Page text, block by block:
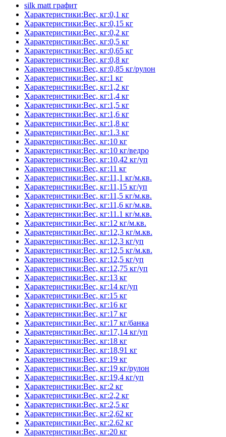
silk matt графит
Характеристики:Вес, кг:0,1 кг
Характеристики:Вес, кг:0,15 кг
Характеристики:Вес, кг:0,2 кг
Характеристики:Вес, кг:0,5 кг
Характеристики:Вес, кг:0,65 кг
Характеристики:Вес, кг:0,8 кг
Характеристики:Вес, кг:0,85 кг/рулон
Характеристики:Вес, кг:1 кг
Характеристики:Вес, кг:1,2 кг
Характеристики:Вес, кг:1,4 кг
Характеристики:Вес, кг:1,5 кг
Характеристики:Вес, кг:1,6 кг
Характеристики:Вес, кг:1,8 кг
Характеристики:Вес, кг:1.3 кг
Характеристики:Вес, кг:10 кг
Характеристики:Вес, кг:10 кг/ведро
Характеристики:Вес, кг:10,42 кг/уп
Характеристики:Вес, кг:11 кг
Характеристики:Вес, кг:11,1 кг/м.кв.
Характеристики:Вес, кг:11,15 кг/уп
Характеристики:Вес, кг:11,5 кг/м.кв.
Характеристики:Вес, кг:11,6 кг/м.кв.
Характеристики:Вес, кг:11.1 кг/м.кв.
Характеристики:Вес, кг:12 кг/м.кв.
Характеристики:Вес, кг:12,3 кг/м.кв.
Характеристики:Вес, кг:12,3 кг/уп
Характеристики:Вес, кг:12,5 кг/м.кв.
Характеристики:Вес, кг:12,5 кг/уп
Характеристики:Вес, кг:12,75 кг/уп
Характеристики:Вес, кг:13 кг
Характеристики:Вес, кг:14 кг/уп
Характеристики:Вес, кг:15 кг
Характеристики:Вес, кг:16 кг
Характеристики:Вес, кг:17 кг
Характеристики:Вес, кг:17 кг/банка
Характеристики:Вес, кг:17,14 кг/уп
Характеристики:Вес, кг:18 кг
Характеристики:Вес, кг:18,91 кг
Характеристики:Вес, кг:19 кг
Характеристики:Вес, кг:19 кг/рулон
Характеристики:Вес, кг:19,4 кг/уп
Характеристики:Вес, кг:2 кг
Характеристики:Вес, кг:2,2 кг
Характеристики:Вес, кг:2,5 кг
Характеристики:Вес, кг:2,62 кг
Характеристики:Вес, кг:2.62 кг
Характеристики:Вес, кг:20 кг